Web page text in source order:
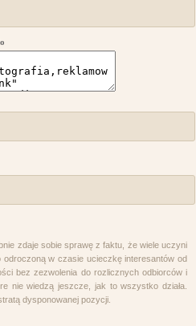
zdaje sobie sprawę z faktu, że wiele uczyni
odroczoną w czasie ucieczkę interesantów od
bez zezwolenia do rozlicznych odbiorców i
nie wiedzą jeszcze, jak to wszystko działa.
dysponowanej pozycji.